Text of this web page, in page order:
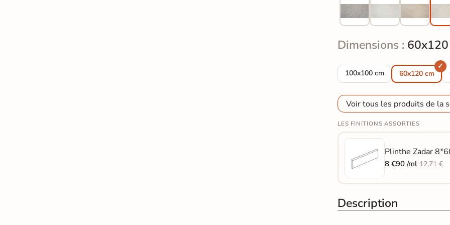
Dimensions :
100x100 cm
Carrelage sol effet pierre Zadar
60x120 cm
Voir tous les produits de la
LES FINITIONS ASSORTIES
Plinthe Zadar
8 €90 /ml12,71 €
Description